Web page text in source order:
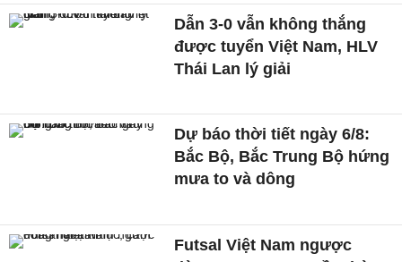
Dẫn 3-0 vẫn không thắng
được tuyển Việt Nam, HLV
Thái Lan lý giải
Dự báo thời tiết ngày 6/8:
Bắc Bộ, Bắc Trung Bộ hứng
mưa to và dông
Futsal Việt Nam ngược